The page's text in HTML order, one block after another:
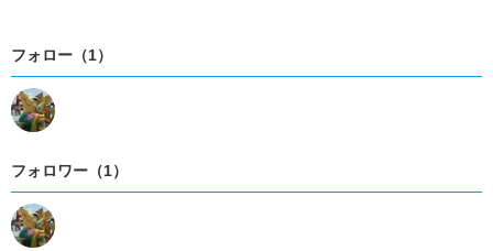
フォロー（1）
フォロワー（1）